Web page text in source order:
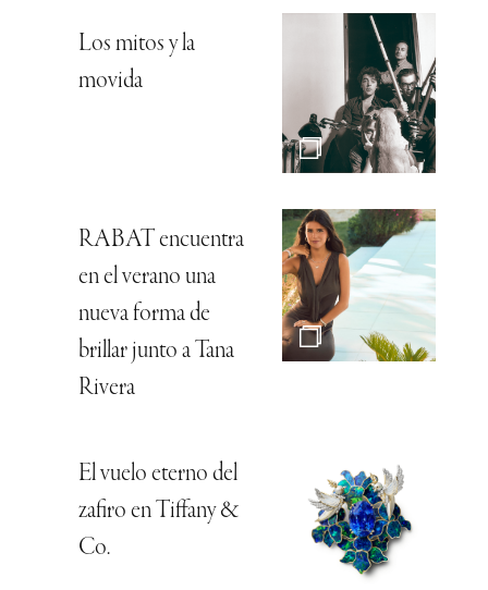
Los mitos y la
movida
RABAT encuentra
en el verano una
nueva forma de
brillar junto a Tana
Rivera
El vuelo eterno del
zafiro en Tiffany &
Co.